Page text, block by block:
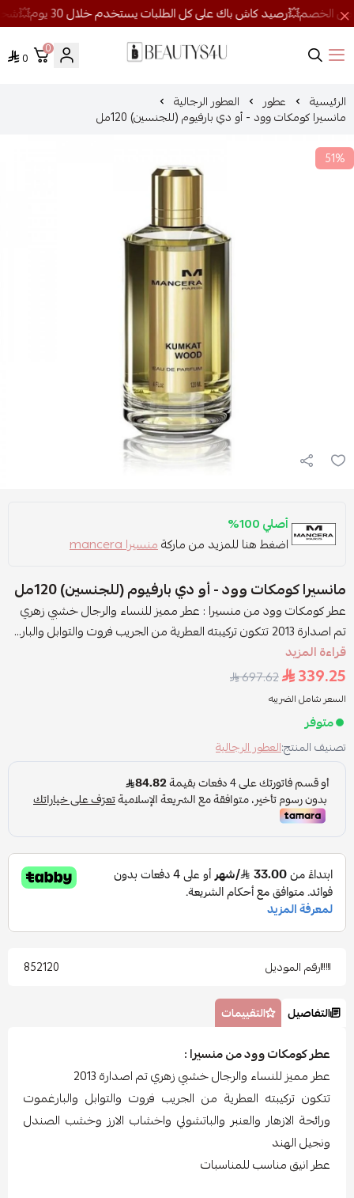
روائح الجمال
0
0
الرئيسية عطور العطور الرجالية
مانسيرا كومكات وود - أو دي بارفيوم (للجنسين) 120مل
51%
أصلي 100%
اضغط هنا للمزيد من ماركةمنسيرا mancera
مانسيرا كومكات وود - أو دي بارفيوم (للجنسين) 120مل
عطر كومكات وود من منسيرا : عطر مميز للنساء والرجال خشبي زهري
تم اصدارة 2013 تتكون تركيبته العطرية من الجريب فروت والتوابل والبار...
قراءة المزيد
339.25
697.62
السعر شامل الضريبه
متوفر
تصنيف المنتج:العطور الرجالية
رقم الموديل 852120
التفاصيل التقييمات
عطر كومكات وود من منسيرا :
عطر مميز للنساء والرجال خشبي زهري تم اصدارة 2013
تتكون تركيبته العطرية من الجريب فروت والتوابل والبارغموت
ورائحة الازهار والعنبر والباتشولي واخشاب الارز وخشب الصندل
ونجيل الهند
عطر انيق مناسب للمناسبات